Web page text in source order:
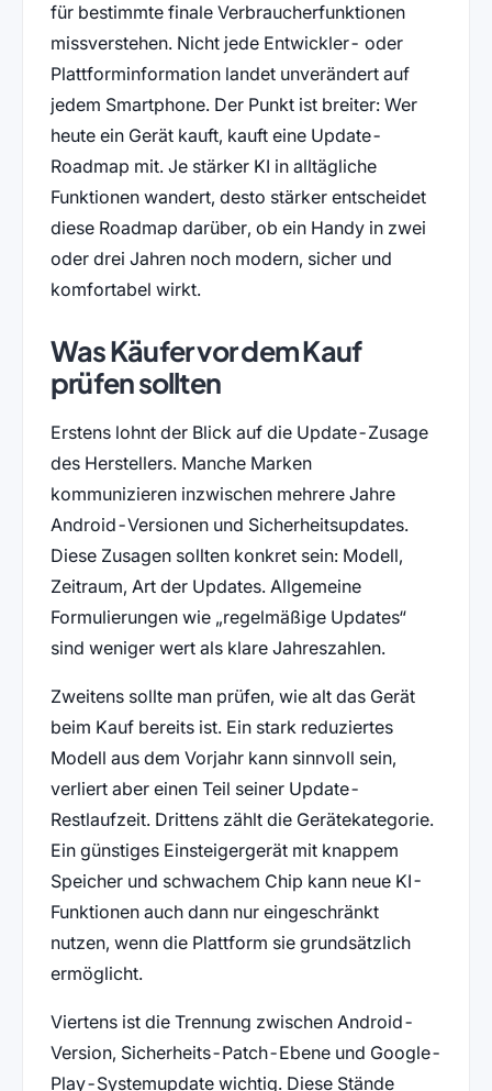
für bestimmte finale Verbraucherfunktionen
missverstehen. Nicht jede Entwickler- oder
Plattforminformation landet unverändert auf
jedem Smartphone. Der Punkt ist breiter: Wer
heute ein Gerät kauft, kauft eine Update-
Roadmap mit. Je stärker KI in alltägliche
Funktionen wandert, desto stärker entscheidet
diese Roadmap darüber, ob ein Handy in zwei
oder drei Jahren noch modern, sicher und
komfortabel wirkt.
Was Käufer vor dem Kauf
prüfen sollten
Erstens lohnt der Blick auf die Update-Zusage
des Herstellers. Manche Marken
kommunizieren inzwischen mehrere Jahre
Android-Versionen und Sicherheitsupdates.
Diese Zusagen sollten konkret sein: Modell,
Zeitraum, Art der Updates. Allgemeine
Formulierungen wie „regelmäßige Updates“
sind weniger wert als klare Jahreszahlen.
Zweitens sollte man prüfen, wie alt das Gerät
beim Kauf bereits ist. Ein stark reduziertes
Modell aus dem Vorjahr kann sinnvoll sein,
verliert aber einen Teil seiner Update-
Restlaufzeit. Drittens zählt die Gerätekategorie.
Ein günstiges Einsteigergerät mit knappem
Speicher und schwachem Chip kann neue KI-
Funktionen auch dann nur eingeschränkt
nutzen, wenn die Plattform sie grundsätzlich
ermöglicht.
Viertens ist die Trennung zwischen Android-
Version, Sicherheits-Patch-Ebene und Google-
Play-Systemupdate wichtig. Diese Stände